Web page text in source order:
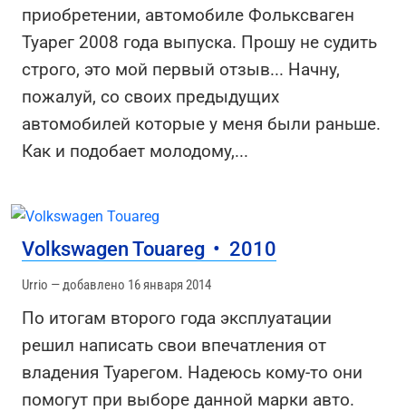
приобретении, автомобиле Фольксваген
Туарег 2008 года выпуска. Прошу не судить
строго, это мой первый отзыв... Начну,
пожалуй, со своих предыдущих
автомобилей которые у меня были раньше.
Как и подобает молодому,...
Volkswagen Touareg • 2010
Urrio — добавлено 16 января 2014
По итогам второго года эксплуатации
решил написать свои впечатления от
владения Туарегом. Надеюсь кому-то они
помогут при выборе данной марки авто.